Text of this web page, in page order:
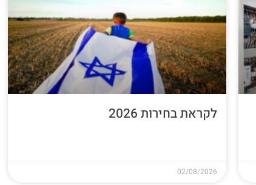
לקראת בחירות 2026
02/08/2026